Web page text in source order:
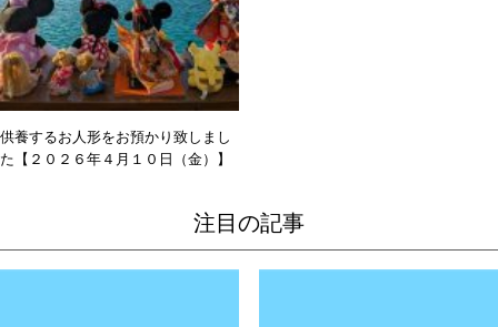
供養するお人形をお預かり致しまし
た【２０２６年４月１０日（金）】
注目の記事